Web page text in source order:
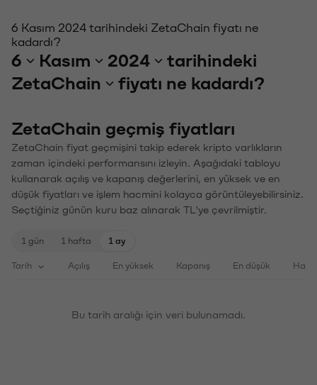
6 Kasım 2024 tarihindeki ZetaChain fiyatı ne
kadardı?
6 Kasım 2024
tarihindeki
ZetaChain
fiyatı ne kadardı?
ZetaChain geçmiş fiyatları
ZetaChain fiyat geçmişini takip ederek kripto varlıkların
zaman içindeki performansını izleyin. Aşağıdaki tabloyu
kullanarak açılış ve kapanış değerlerini, en yüksek ve en
düşük fiyatları ve işlem hacmini kolayca görüntüleyebilirsiniz.
Seçtiğiniz günün kuru baz alınarak TL'ye çevrilmiştir.
1 gün 1 hafta 1 ay
Tarih Açılış En yüksek Kapanış En düşük
Bu tarih aralığı için veri bulunamadı.